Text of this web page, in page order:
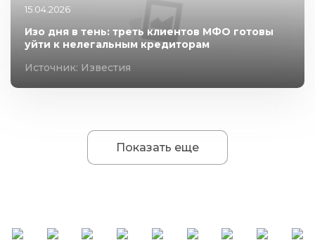
15.04.2026
Изо дня в тень: треть клиентов МФО готовы
уйти к нелегальным кредиторам
Источник: Известия
Показать еще